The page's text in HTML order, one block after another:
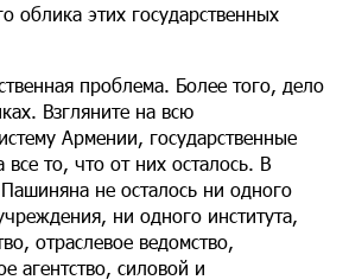
облика этих государственных
проблема. Более того, дело
Взгляните на всю
Армении, государственные
то, что от них осталось. В
не осталось ни одного
ни одного института,
отраслевое ведомство,
агентство, силовой и